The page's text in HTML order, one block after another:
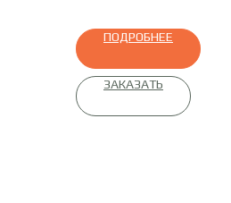
ПОДРОБНЕЕ
ЗАКАЗАТЬ